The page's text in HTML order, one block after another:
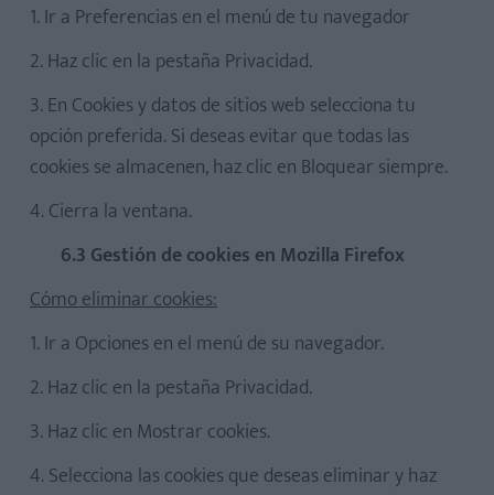
1. Ir a Preferencias en el menú de tu navegador
2. Haz clic en la pestaña Privacidad.
3. En Cookies y datos de sitios web selecciona tu
opción preferida. Si deseas evitar que todas las
cookies se almacenen, haz clic en Bloquear siempre.
4. Cierra la ventana.
6.3 Gestión de cookies en Mozilla Firefox
Cómo eliminar cookies:
1. Ir a Opciones en el menú de su navegador.
2. Haz clic en la pestaña Privacidad.
3. Haz clic en Mostrar cookies.
4. Selecciona las cookies que deseas eliminar y haz